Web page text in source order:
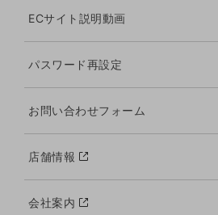
ECサイト説明動画
パスワード再設定
お問い合わせフォーム
店舗情報
会社案内